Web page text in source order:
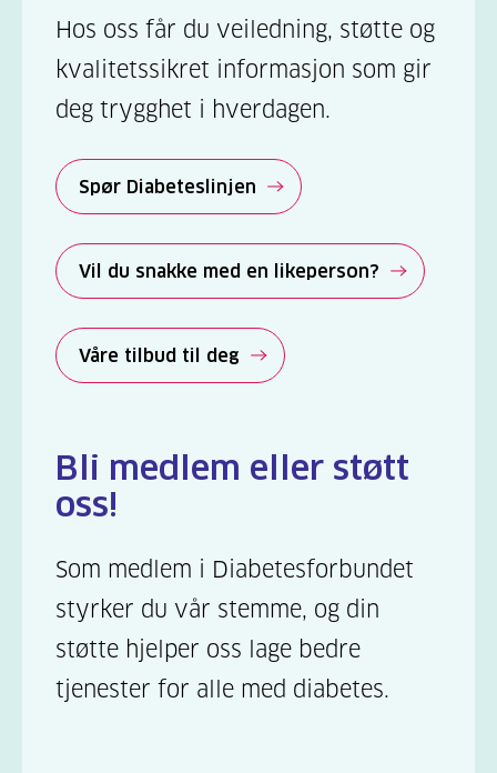
Hos oss får du veiledning, støtte og
kvalitetssikret informasjon som gir
deg trygghet i hverdagen.
Spør Diabeteslinjen
Vil du snakke med en likeperson?
Våre tilbud til deg
Bli medlem eller støtt
oss!
Som medlem i Diabetesforbundet
styrker du vår stemme, og din
støtte hjelper oss lage bedre
tjenester for alle med diabetes.